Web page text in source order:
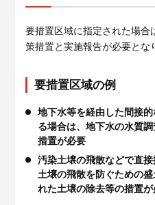
要措置区域に指定された場
策措置と実施報告が必要とな
要措置区域の例
地下水等を経由した間接
る場合は、地下水の水質
措置が必要
汚染土壌の飛散などで直接
土壌の飛散を防ぐための
れた土壌の除去等の措置